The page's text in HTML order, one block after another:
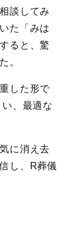
談してみ
た「みは
ると、驚
。
した形で
、最適な
に消え去
し、R葬儀